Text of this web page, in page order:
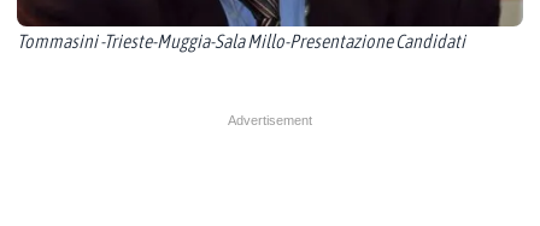
Tommasini -Trieste-Muggia-Sala Millo-Presentazione Candidati